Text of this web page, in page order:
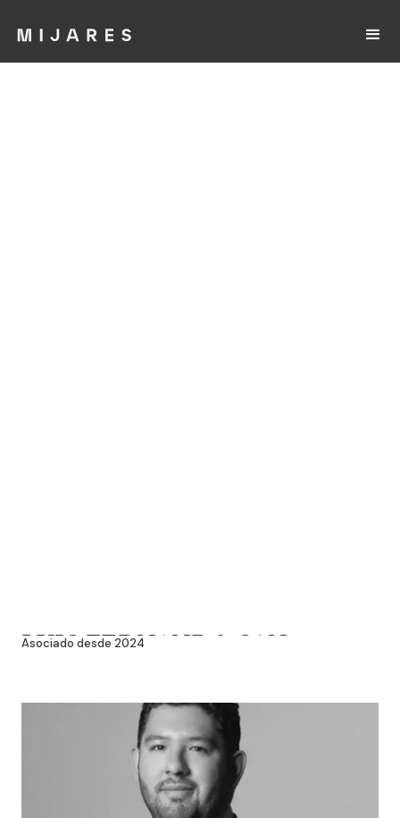
LUIS FERNANDO SAN
GERMÁN
Asociado desde 2024